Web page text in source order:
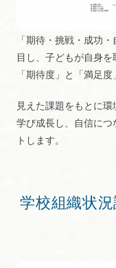
「期待・挑戦・成功
目し、子どもが自身
「期待度」と「満足
見えた課題をもとに環
学び成長し、自信に
トします。
学校組織状